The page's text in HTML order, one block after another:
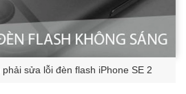
sửa lỗi đèn flash iPhone SE 2